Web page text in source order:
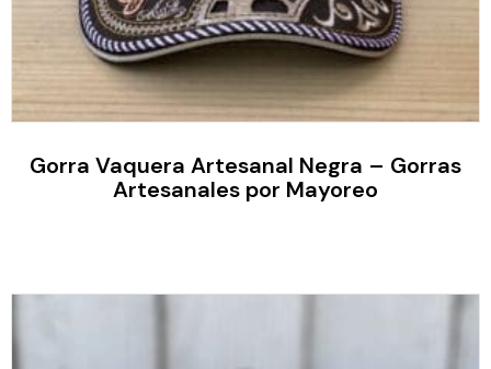
Gorra Vaquera Artesanal Negra – Gorras
Artesanales por Mayoreo